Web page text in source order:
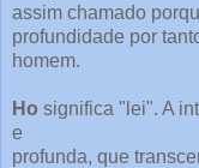
assim chamado
profundidade por
homem.
Ho significa "lei". A
e
profunda, que